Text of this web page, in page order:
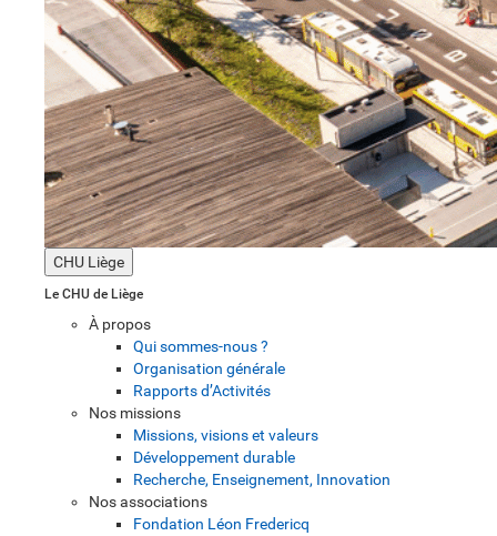
CHU Liège
Le CHU de Liège
À propos
Qui sommes-nous ?
Organisation générale
Rapports d’Activités
Nos missions
Missions, visions et valeurs
Développement durable
Recherche, Enseignement, Innovation
Nos associations
Fondation Léon Fredericq